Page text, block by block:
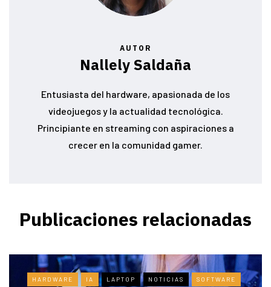
AUTOR
Nallely Saldaña
Entusiasta del hardware, apasionada de los
videojuegos y la actualidad tecnológica.
Principiante en streaming con aspiraciones a
crecer en la comunidad gamer.
Publicaciones relacionadas
HARDWARE IA LAPTOP NOTICIAS SOFTWARE